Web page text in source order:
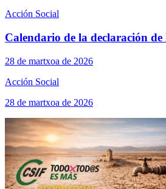
Acción Social
Calendario de la declaración
28 de martxoa de 2026
Acción Social
28 de martxoa de 2026